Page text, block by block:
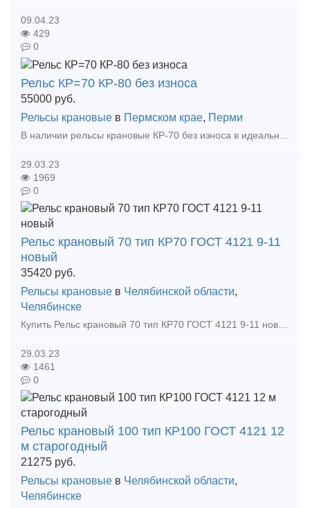
09.04.23
429
0
Рельс КР=70 КР-80 без износа
55000 руб.
Рельсы крановые в Пермском крае, Перми
В наличии рельсы крановые КР-70 без износа в идеальном состоянии, все параметры заводские соответствуют ГОСТ, 30 тн. 20 процентов немера 6-9 м остальные 11-12 метровые. Находятся в г. Перм
29.03.23
1969
0
Рельс крановый 70 тип КР70 ГОСТ 4121 9-11
новый
35420 руб.
Рельсы крановые в Челябинской области,
Челябинске
Купить Рельс крановый 70 тип КР70 ГОСТ 4121 9-11 новый по доступной цене в ЧелябинскеООО "Научно-промышленный комплекс "Специальная металлургия"" ? уникальная организация, объединяющая д
29.03.23
1461
0
Рельс крановый 100 тип КР100 ГОСТ 4121 12
м старогодный
21275 руб.
Рельсы крановые в Челябинской области,
Челябинске